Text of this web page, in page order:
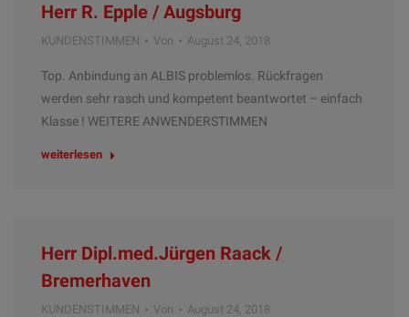
Herr R. Epple / Augsburg
KUNDENSTIMMEN Von August 24, 2018
Top. Anbindung an ALBIS problemlos. Rückfragen
werden sehr rasch und kompetent beantwortet – einfach
Klasse ! WEITERE ANWENDERSTIMMEN
weiterlesen
Herr Dipl.med.Jürgen Raack /
Bremerhaven
KUNDENSTIMMEN Von August 24, 2018